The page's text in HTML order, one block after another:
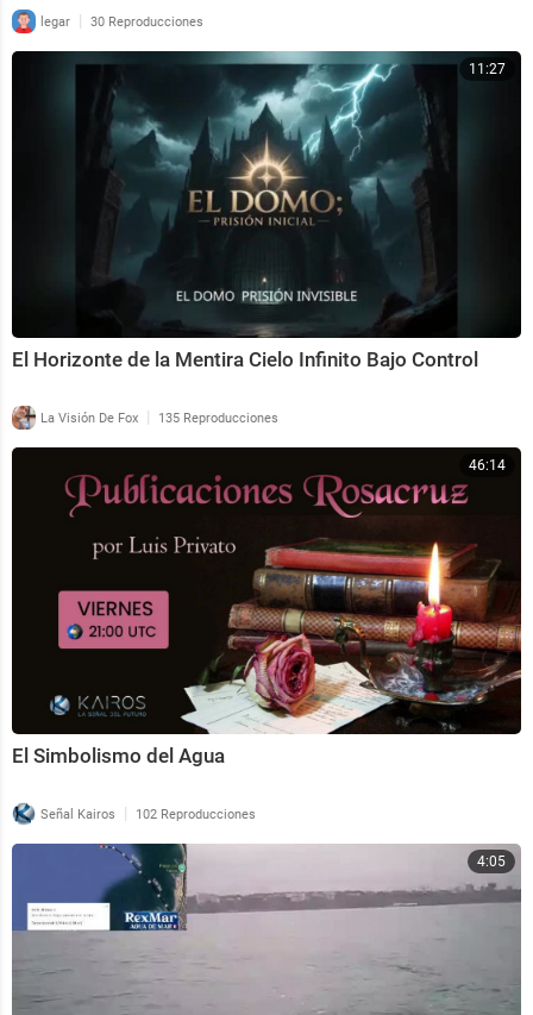
legar | 30 Reproducciones
11:27
El Horizonte de la Mentira Cielo Infinito Bajo Control
La Visión De Fox | 135 Reproducciones
46:14
El Simbolismo del Agua
Señal Kairos | 102 Reproducciones
4:05